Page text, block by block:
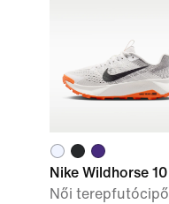
Nike Wildhorse 10
Női terepfutócipő